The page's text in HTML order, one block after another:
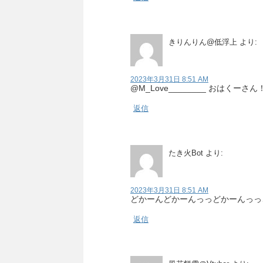
きりんりん@低浮上 より:
2023年3月31日 8:51 AM
@M_Love________ おはくーさん！
返信
たき火Bot より:
2023年3月31日 8:51 AM
どかーんどかーんっっどかーんっ
返信